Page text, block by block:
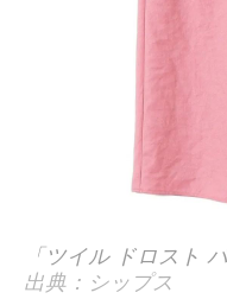
「ツイル ドロスト
出典：シップス